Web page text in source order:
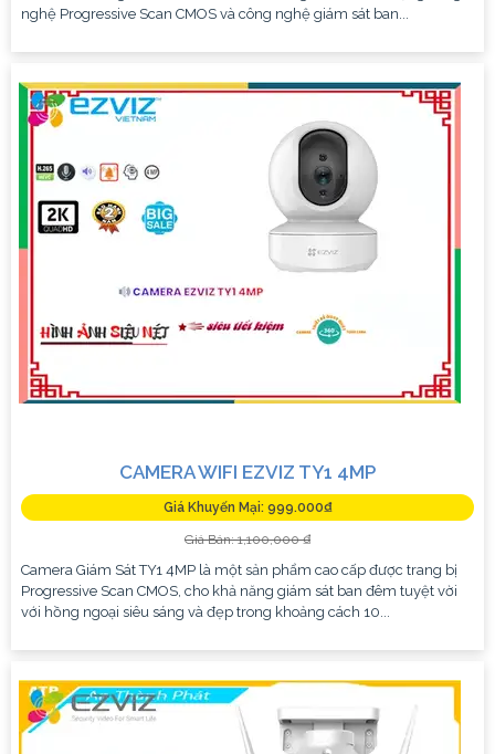
nghệ Progressive Scan CMOS và công nghệ giám sát ban...
CAMERA WIFI EZVIZ TY1 4MP
Giá Khuyến Mại: 999.000₫
Giá Bán: 1,100,000 ₫
Camera Giám Sát TY1 4MP là một sản phẩm cao cấp được trang bị
Progressive Scan CMOS, cho khả năng giám sát ban đêm tuyệt vời
với hồng ngoại siêu sáng và đẹp trong khoảng cách 10...